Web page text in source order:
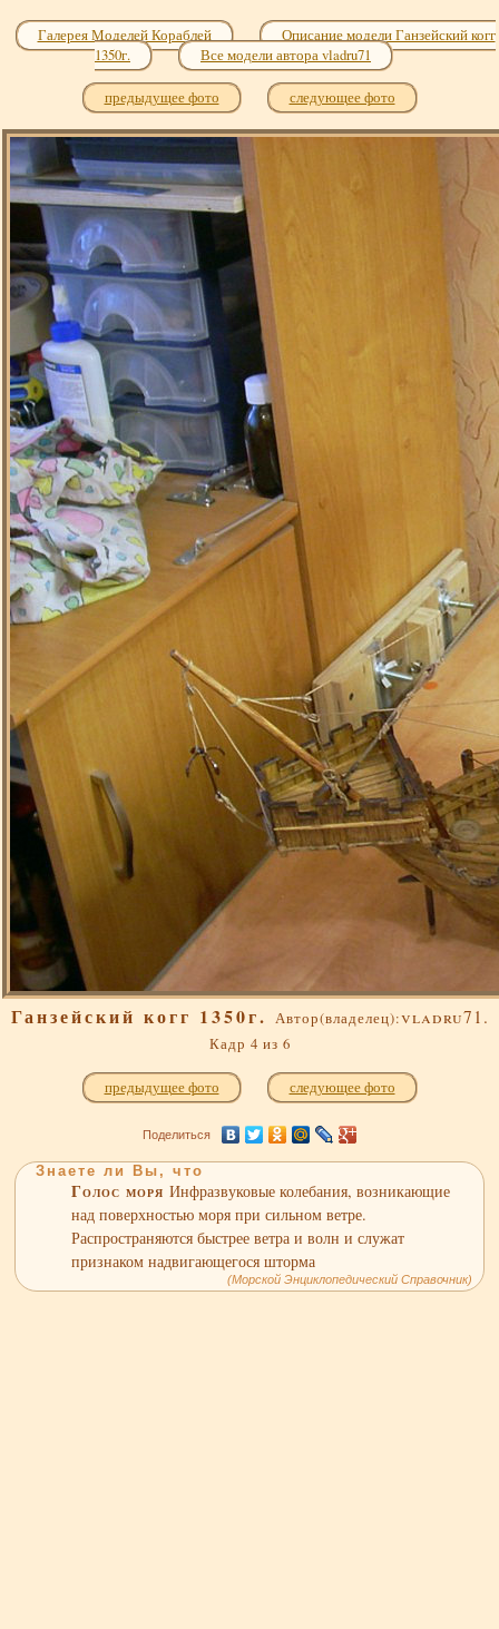
Галерея Моделей Кораблей
Описание модели Ганзейский когг
1350г.
Все модели автора vladru71
предыдущее фото следующее фото
Ганзейский когг 1350г. Автор(владелец):vladru71.
Кадр 4 из 6
предыдущее фото следующее фото
Поделиться
Знаете ли Вы, что
Голос моряИнфразвуковые колебания, возникающие
над поверхностью моря при сильном ветре.
Распространяются быстрее ветра и волн и служат
признаком надвигающегося шторма
(Морской Энциклопедический Справочник)